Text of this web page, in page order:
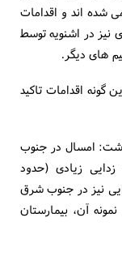
شده اند و اقدامات
نیز در اشنویه توسط
گونه اقدامات تاکید
امسال در جنوب
زیادی (حدود
نیز در جنوب شرق
آن، بیمارستان